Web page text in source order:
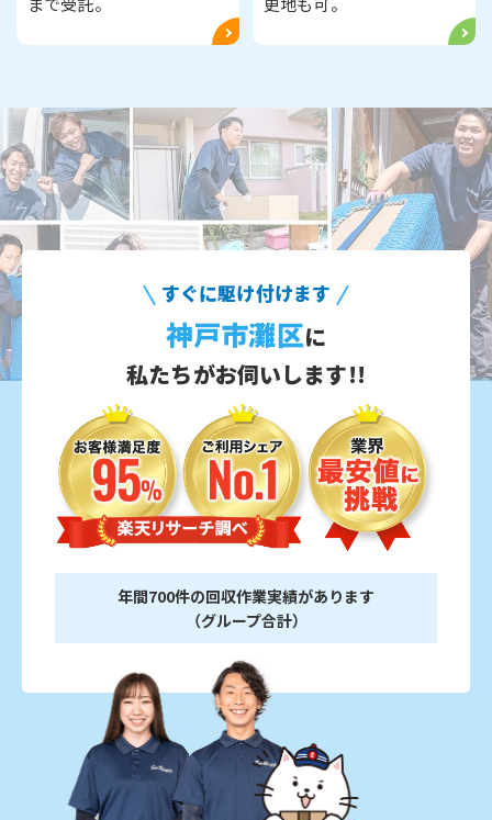
すぐに駆け付けます
神戸市灘区に
私たちがお伺いします!!
年間700件の回収作業実績があります
（グループ合計）